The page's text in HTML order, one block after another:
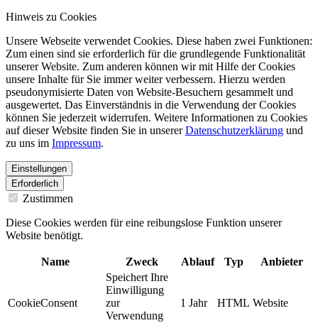
Hinweis zu Cookies
Unsere Webseite verwendet Cookies. Diese haben zwei Funktionen:
Zum einen sind sie erforderlich für die grundlegende Funktionalität
unserer Website. Zum anderen können wir mit Hilfe der Cookies
unsere Inhalte für Sie immer weiter verbessern. Hierzu werden
pseudonymisierte Daten von Website-Besuchern gesammelt und
ausgewertet. Das Einverständnis in die Verwendung der Cookies
können Sie jederzeit widerrufen. Weitere Informationen zu Cookies
auf dieser Website finden Sie in unsererDatenschutzerklärung und
zu uns im Impressum.
Einstellungen
Erforderlich
Zustimmen
Diese Cookies werden für eine reibungslose Funktion unserer
Website benötigt.
Name Zweck Ablauf Typ Anbieter
CookieConsent
Speichert Ihre
Einwilligung
zur
Verwendung
1 Jahr HTML Website